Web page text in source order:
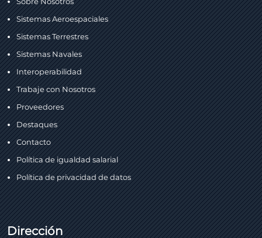
Sistemas Aeroespaciales
Sistemas Terrestres
Sistemas Navales
Interoperabilidad
Trabaje con Nosotros
Proveedores
Destaques
Contacto
Política de igualdad salarial
Política de privacidad de datos
Dirección